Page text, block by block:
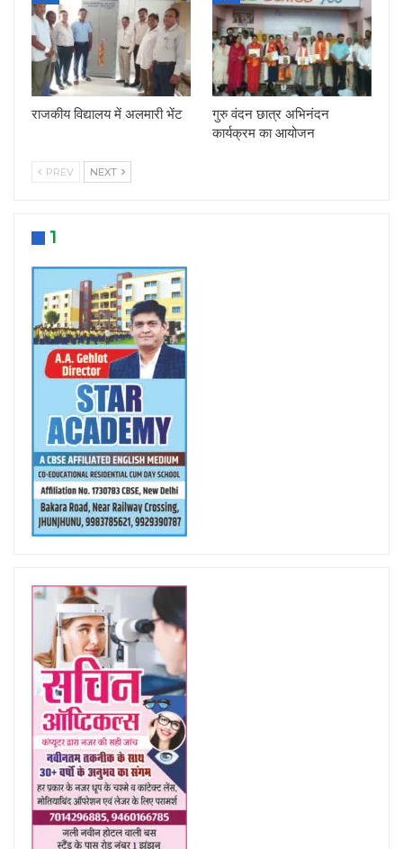
राजकीय विद्यालय में अलमारी भेंट
गुरु वंदन छात्र अभिनंदन
कार्यक्रम का आयोजन
PREV NEXT
1